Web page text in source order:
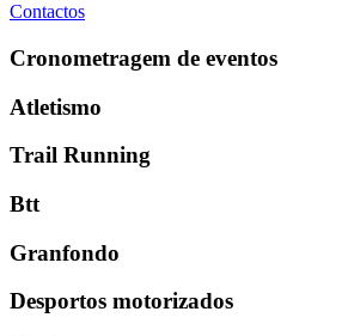
Contactos
Cronometragem de eventos
Atletismo
Trail Running
Btt
Granfondo
Desportos motorizados